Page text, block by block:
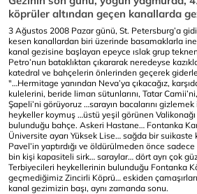
köprüler altından geçen kanallarda
3 Ağustos 2008 Pazar günü, St. Petersburg’a
kesen kanallardan biri üzerinde basamaklarla
kanal gezisine başlayan epeyce ıslak grup
Petro’nun bataklıktan çıkararak neredeyse
katedral ve bahçelerin önlerinden geçerek
"…Hermitage yanından Neva’ya çıkacağız,
kulelerini, beride liman sütunlarını, Tatar
Şapeli’ni görüyoruz …sarayın bacalarını
heykeller koymuş …üstü yeşil görünen
bulunduğu bahçe. Askeri Hastane… Fontanka
Üniversite ayarı Yüksek Lise… sağda bir
Pavel’in yaptırdığı ve öldürülmeden önce
bin kişi kapasiteli sirk… saraylar… dört ayrı çok
Terbiyecileri heykellerinin bulunduğu Fontanka
geçmediğimiz Zincirli Köprü… eskiden
kanal gezimizin başı, aynı zamanda sonu.